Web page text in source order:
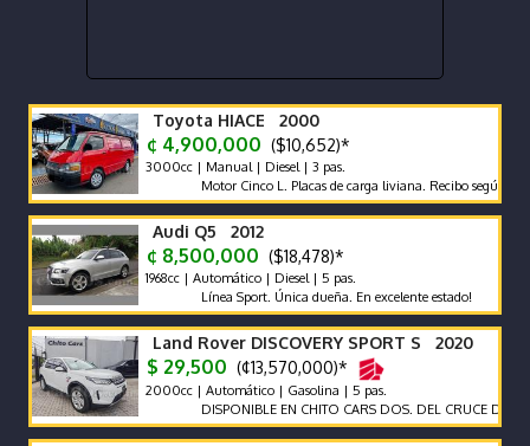
Toyota HIACE 2000
¢ 4,900,000 ($10,652)*
3000cc | Manual | Diesel | 3 pas.
Motor Cinco L. Placas de carga liviana. Recibo según marca y
Audi Q5 2012
¢ 8,500,000 ($18,478)*
1968cc | Automático | Diesel | 5 pas.
Línea Sport. Única dueña. En excelente estado!
Land Rover DISCOVERY SPORT S 2020
$ 29,500 (¢13,570,000)*
2000cc | Automático | Gasolina | 5 pas.
DISPONIBLE EN CHITO CARS DOS. DEL CRUCE DE LA